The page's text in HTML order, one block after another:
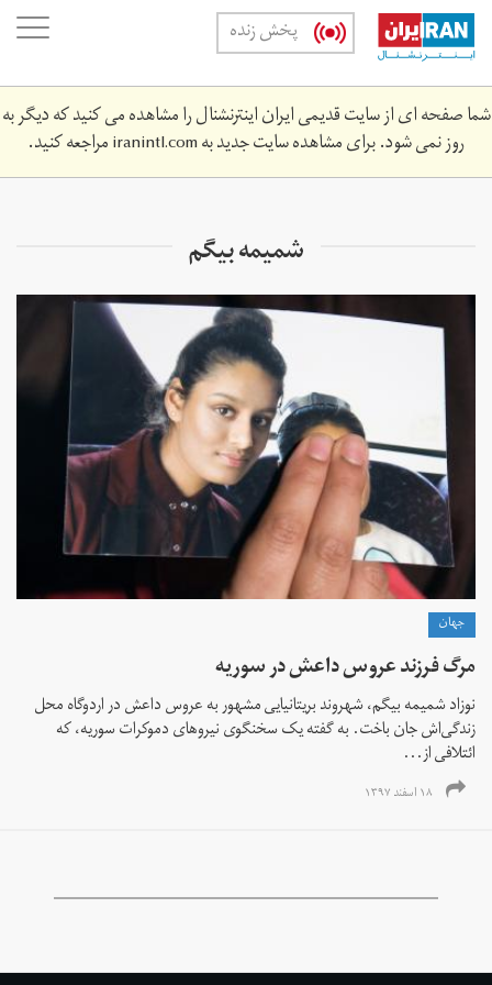
Skip
main
content
پخش زنده
شما صفحه ای از سایت قدیمی ایران اینترنشنال را مشاهده می کنید که دیگر به
روز نمی شود. برای مشاهده سایت جدید بهiranintl.comمراجعه کنید.
شمیمه بیگم
جهان
مرگ فرزند عروس داعش در سوریه
نوزاد شمیمه بیگم، شهروند بریتانیایی مشهور به عروس داعش در اردوگاه محل
زندگی‌اش جان باخت. به گفته یک سخنگوی نیروهای دموکرات سوریه، که
ائتلافی از...
۱۸ اسفند ۱۳۹۷